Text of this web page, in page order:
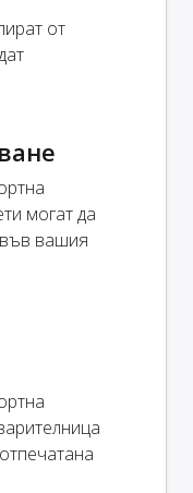
от
могат да
вашия